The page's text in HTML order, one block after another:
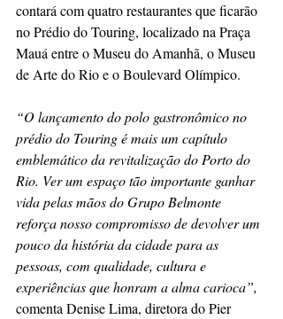
contará com quatro restaurantes que ficarão
no Prédio do Touring, localizado na Praça
Mauá entre o Museu do Amanhã, o Museu
de Arte do Rio e o Boulevard Olímpico.
“O lançamento do polo gastronômico no
prédio do Touring é mais um capítulo
emblemático da revitalização do Porto do
Rio. Ver um espaço tão importante ganhar
vida pelas mãos do Grupo Belmonte
reforça nosso compromisso de devolver um
pouco da história da cidade para as
pessoas, com qualidade, cultura e
experiências que honram a alma carioca”,
comenta Denise Lima, diretora do Pier